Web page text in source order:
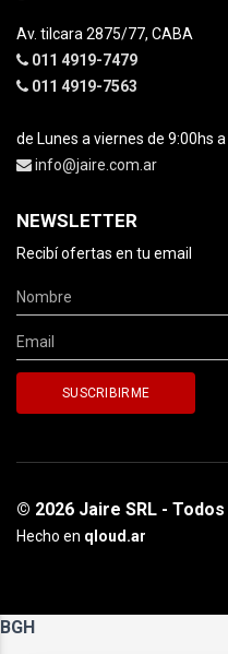
Av. tilcara 2875/77, CABA
011 4919-7479
011 4919-7563
de Lunes a viernes de 9:00hs a
info@jaire.com.ar
NEWSLETTER
Recibí ofertas en tu email
© 2026 Jaire SRL -
Hecho en qloud.ar
BGH